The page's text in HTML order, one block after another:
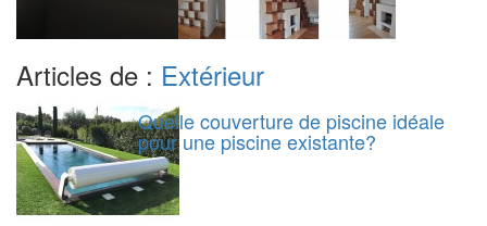
Articles de : Extérieur
Quelle couverture de piscine idéale
pour une piscine existante?